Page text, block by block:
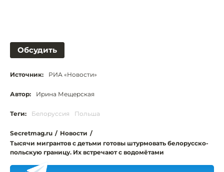
Обсудить
Источник: РИА «Новости»
Автор: Ирина Мещерская
Теги: Белоруссия Польша
Secretmag.ru / Новости /
Тысячи мигрантов с детьми готовы штурмовать белорусско-
польскую границу. Их встречают с водомётами